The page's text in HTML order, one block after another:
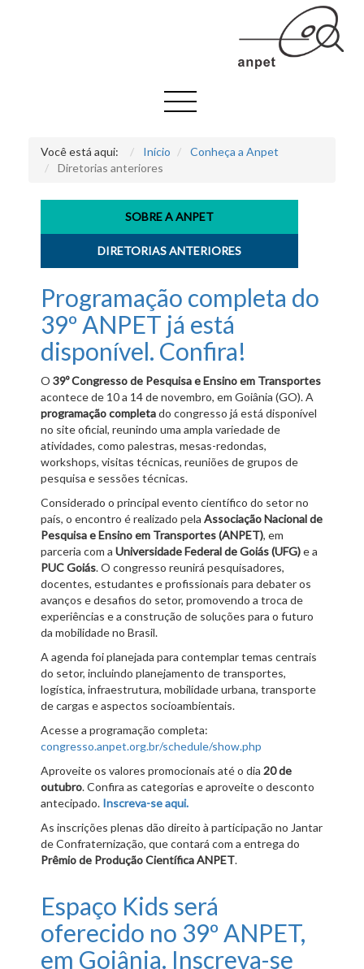
Você está aqui: Início
Conheça a Anpet
Diretorias anteriores
SOBRE A ANPET
DIRETORIAS ANTERIORES
Programação completa do
39º ANPET já está
disponível. Confira!
O 39º Congresso de Pesquisa e Ensino em Transportes
acontece de 10 a 14 de novembro, em Goiânia (GO). A
programação completado congresso já está disponível
no site oficial, reunindo uma ampla variedade de
atividades, como palestras, mesas-redondas,
workshops, visitas técnicas, reuniões de grupos de
pesquisa e sessões técnicas.
Considerado o principal evento científico do setor no
país, o encontro é realizado pela Associação Nacional de
Pesquisa e Ensino em Transportes (ANPET), em
parceria com a Universidade Federal de Goiás (UFG)e a
PUC Goiás. O congresso reunirá pesquisadores,
docentes, estudantes e profissionais para debater os
avanços e desafios do setor, promovendo a troca de
experiências e a construção de soluções para o futuro
da mobilidade no Brasil.
A agenda foi planejada para contemplar temas centrais
do setor, incluindo planejamento de transportes,
logística, infraestrutura, mobilidade urbana, transporte
de cargas e aspectos socioambientais.
Acesse a programação completa:
congresso.anpet.org.br/schedule/show.php
Aproveite os valores promocionais até o dia 20 de
outubro. Confira as categorias e aproveite o desconto
antecipado. Inscreva-se aqui.
As inscrições plenas dão direito à participação no Jantar
de Confraternização, que contará com a entrega do
Prêmio de Produção Científica ANPET.
Espaço Kids será
oferecido no 39º ANPET,
em Goiânia. Inscreva-se